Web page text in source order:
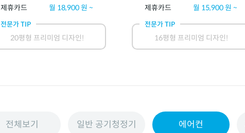
제휴카드
월 18,900원 ~
전문가 TIP
20평형 프리미엄 디자인!
제휴카드
월 15,900원 ~
전문가 TIP
16평형 프리미엄 디자인!
전체보기 일반 공기청정기 에어컨